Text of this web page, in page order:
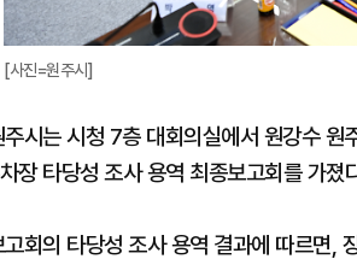
[사진=원주시]
시는 시청 7층 대회의실에서 원강수 원
장 타당성 조사 용역 최종보고회를 가졌
고회의 타당성 조사 용역 결과에 따르면,